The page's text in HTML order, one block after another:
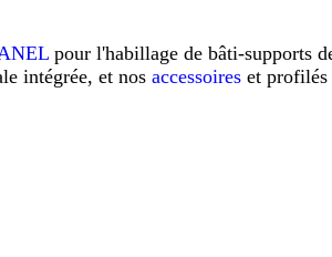
pour l'habillage de bâti-supports
intégrée, et nos accessoires et profilés